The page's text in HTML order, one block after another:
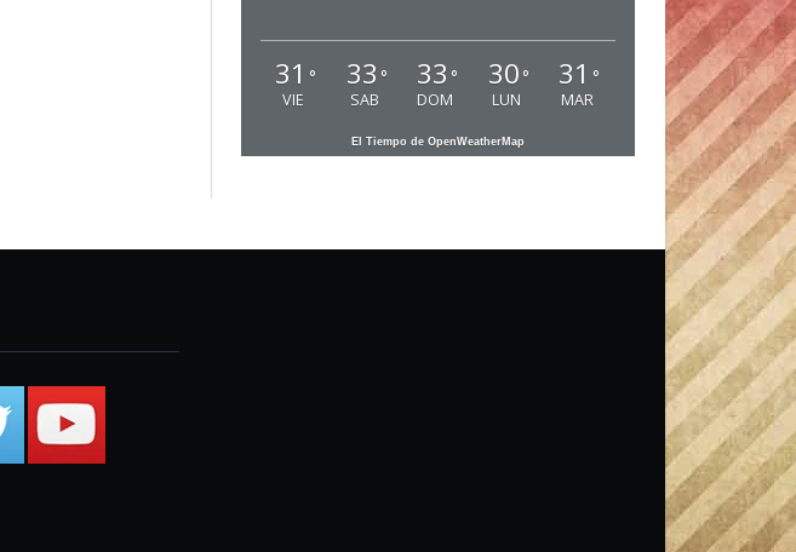
31 °
VIE
33 °
SAB
33 °
DOM
30 °
LUN
31 °
MAR
El Tiempo de OpenWeatherMap